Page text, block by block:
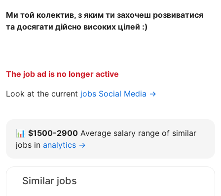
Ми той колектив, з яким ти захочеш розвиватися
та досягати дійсно високих цілей :)
The job ad is no longer active
Look at the current jobs Social Media →
📊 $1500-2900 Average salary range of similar
jobs in analytics →
Similar jobs